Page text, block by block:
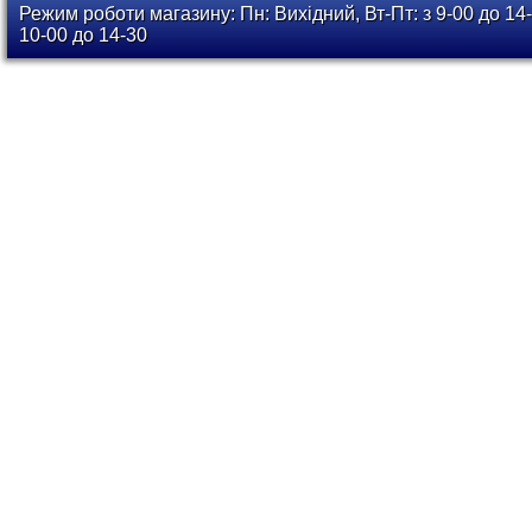
Режим роботи магазину: Пн: Вихідний, Вт-Пт: з 9-00 до
10-00 до 14-30